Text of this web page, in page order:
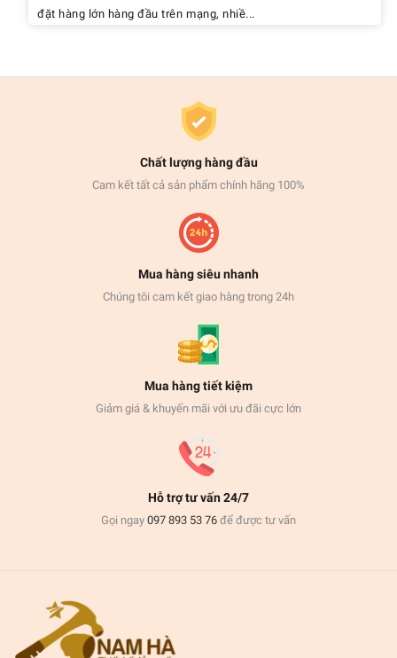
đặt hàng lớn hàng đầu trên mạng, nhiề...
Chất lượng hàng đầu
Cam kết tất cả sản phẩm chính hãng 100%
Mua hàng siêu nhanh
Chúng tôi cam kết giao hàng trong 24h
Mua hàng tiết kiệm
Giảm giá & khuyến mãi với ưu đãi cực lớn
Hỗ trợ tư vấn 24/7
Gọi ngay 097 893 53 76 để được tư vấn